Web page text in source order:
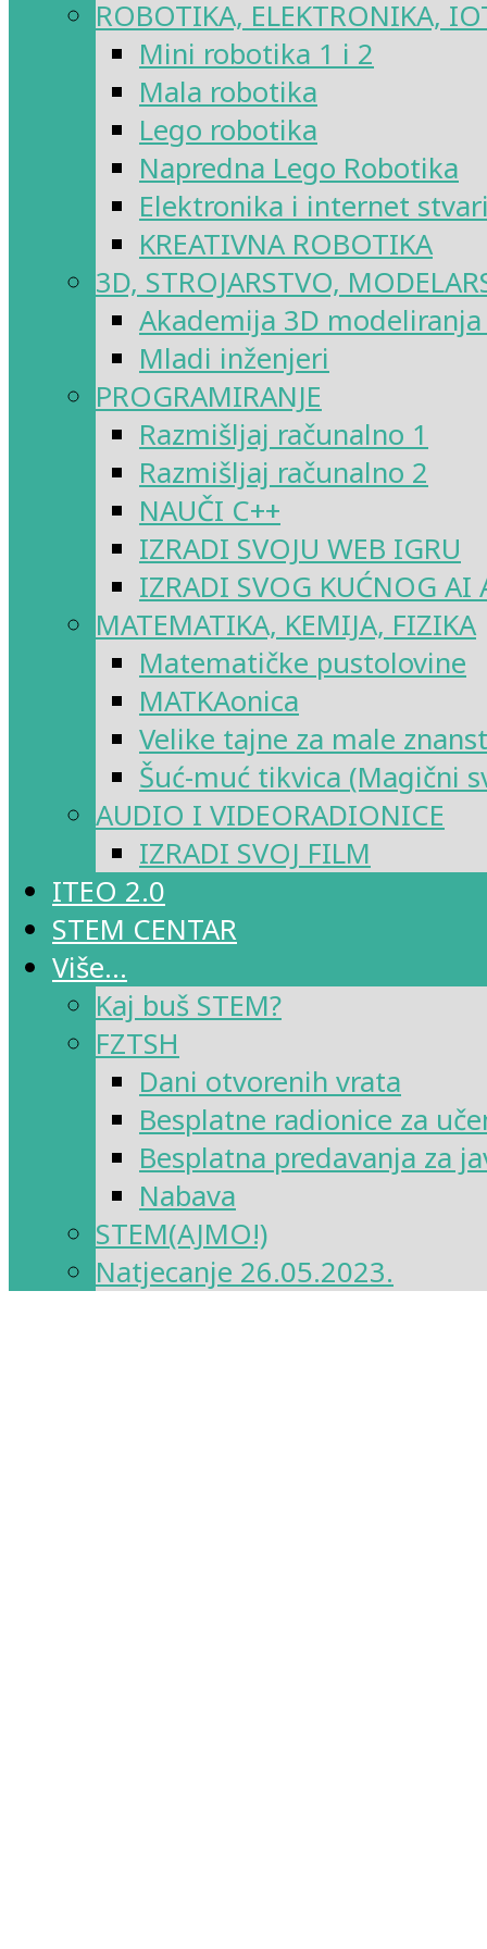
ROBOTIKA, ELEKTRONIKA,
Mini robotika 1 i 2
Mala robotika
Lego robotika
Napredna Lego Robotika
Elektronika i internet
KREATIVNA ROBOTIKA
3D, STROJARSTVO,
Akademija 3D
Mladi inženjeri
PROGRAMIRANJE
Razmišljaj računalno 1
Razmišljaj računalno 2
NAUČI C++
IZRADI SVOJU WEB IGRU
IZRADI SVOG KUĆNOG AI
MATEMATIKA, KEMIJA, FIZIKA
Matematičke pustolovine
MATKAonica
Velike tajne za male
Šuć-muć tikvica (Magični
AUDIO I VIDEORADIONICE
IZRADI SVOJ FILM
ITEO 2.0
STEM CENTAR
Više…
Kaj buš STEM?
FZTSH
Dani otvorenih vrata
Besplatne radionice za
Besplatna predavanja za
Nabava
STEM(AJMO!)
Natjecanje 26.05.2023.